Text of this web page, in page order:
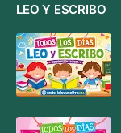
LEO Y ESCRIBO